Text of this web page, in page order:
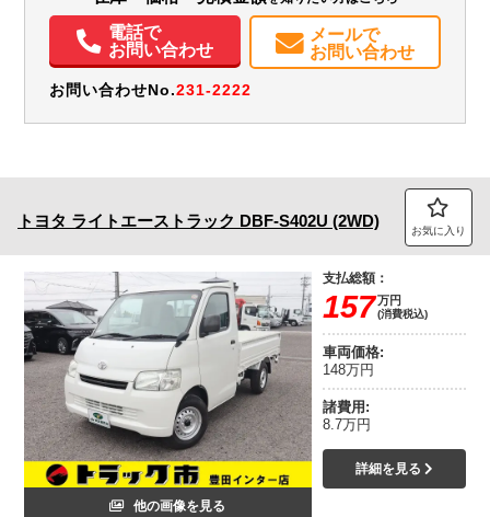
電話で
お問い合わせ
メールで
お問い合わせ
お問い合わせNo.231-2222
トヨタ ライトエーストラック DBF-S402U (2WD) お気に入り
他の画像を見る
支払総額：
157万円
(消費税込)
車両価格:
148万円
諸費用:
8.7万円
詳細を見る